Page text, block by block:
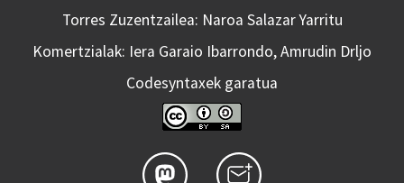
Torres Zuzentzailea: Naroa Salazar Yarritu
Komertzialak: Iera Garaio Ibarrondo, Amrudin Drljo
Codesyntaxek garatua